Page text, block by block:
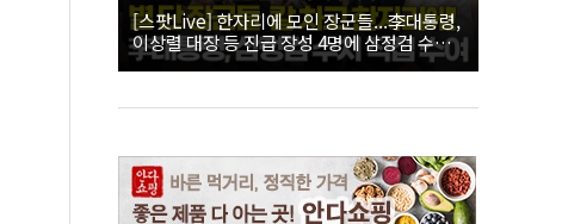
[스팟Live] 한자리에 모인 장군들...李대통령,
이상렬 대장 등 진급 장성 4명에 삼정검 수치
직접 수여｜26.08.07 장성 진급·삼정검 수치